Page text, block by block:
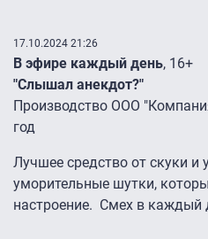
17.10.2024 21:26
В эфире каждый день, 16+
"Слышал анекдот?"
Производство ООО
год
Лучшее средство от скуки и
уморительные шутки,
настроение. Смех в каждый